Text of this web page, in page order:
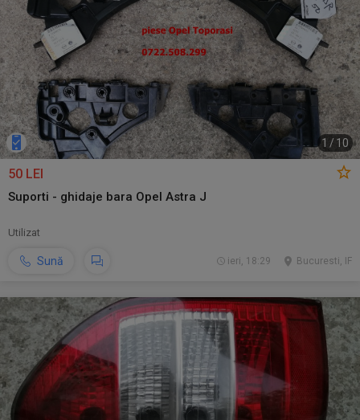
1 / 10
50 LEI
Suporti - ghidaje bara Opel Astra J
Utilizat
Sună Bucuresti, IF
ieri, 18:29